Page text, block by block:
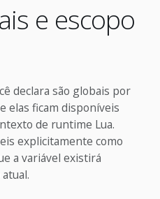
e escopo
declara são globais por
elas ficam disponíveis
de runtime Lua.
explicitamente como
a variável existirá